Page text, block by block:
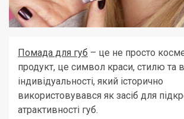
Помада для губ – це не просто
продукт, це символ краси, стилю та
індивідуальності, який історично
використовувався як засіб для
атрактивності губ.